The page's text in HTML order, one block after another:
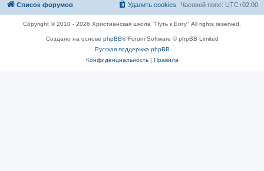
Список форумов Часовой пояс: UTC+02:00
Удалить cookies
Copyright © 2010 - 2026 Христианская школа "Путь к Богу" All rights reserved.
Создано на основе phpBB® Forum Software © phpBB Limited
Русская поддержка phpBB
Конфиденциальность| Правила